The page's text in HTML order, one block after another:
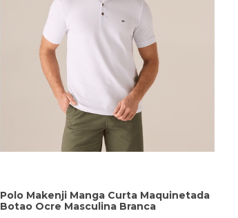
Polo Makenji Manga Curta Maquinetada
Botao Ocre Masculina Branca